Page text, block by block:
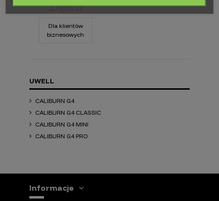
179,00 zł
Dla klientów
biznesowych
UWELL
CALIBURN G4
CALIBURN G4 CLASSIC
CALIBURN G4 MINI
CALIBURN G4 PRO
Informacje